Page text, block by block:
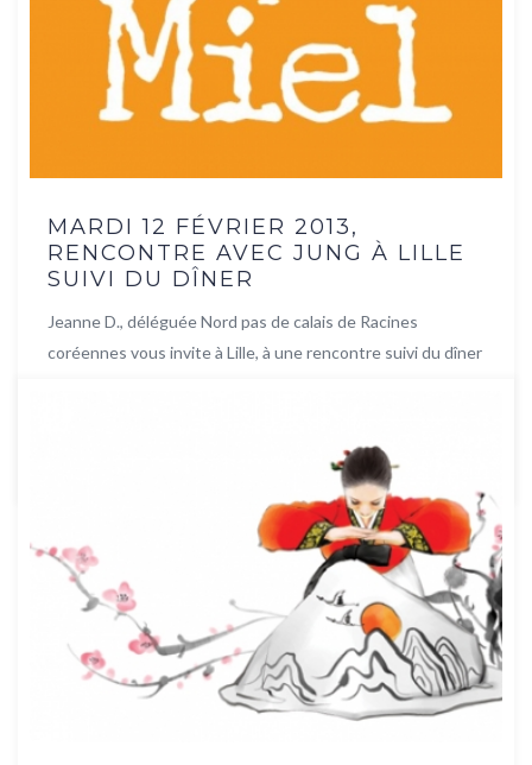
MARDI 12 FÉVRIER 2013,
RENCONTRE AVEC JUNG À LILLE
SUIVI DU DÎNER
Jeanne D., déléguée Nord pas de calais de Racines
coréennes vous invite à Lille, à une rencontre suivi du dîner